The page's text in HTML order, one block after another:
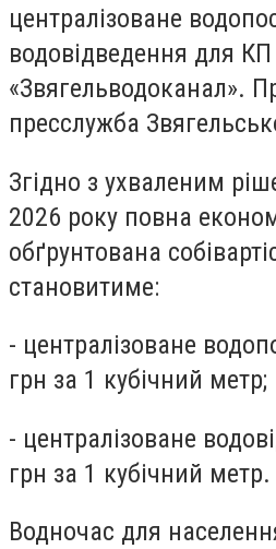
централізоване
водовідведення для КП
«Звягельводоканал».
пресслужба
Згідно з ухваленим
2026 року повна
обґрунтована
становитиме:
- централізоване
грн за 1 кубічний метр;
- централізоване
грн за 1 кубічний метр.
Водночас для